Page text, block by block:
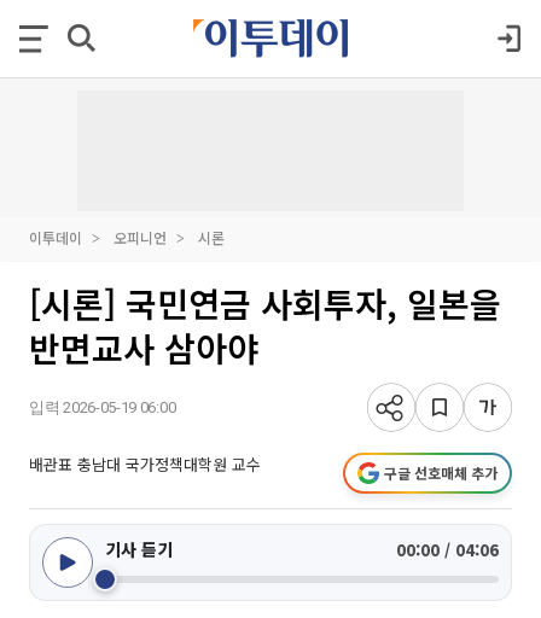
이투데이 오피니언 시론
[시론] 국민연금 사회투자, 일본을
반면교사 삼아야
입력 2026-05-19 06:00
배관표 충남대 국가정책대학원 교수 구글 선호매체 추가
기사 듣기 00:00 / 04:06